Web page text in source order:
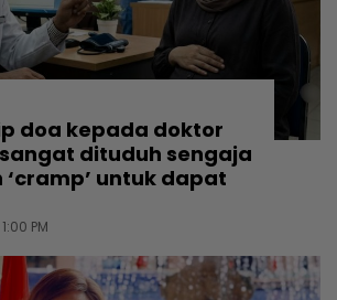
doa kepada doktor
dituduh sengaja
untuk dapat
PM